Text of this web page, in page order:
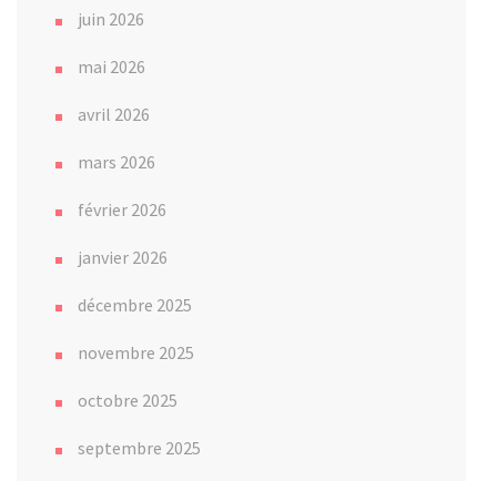
juin 2026
mai 2026
avril 2026
mars 2026
février 2026
janvier 2026
décembre 2025
novembre 2025
octobre 2025
septembre 2025